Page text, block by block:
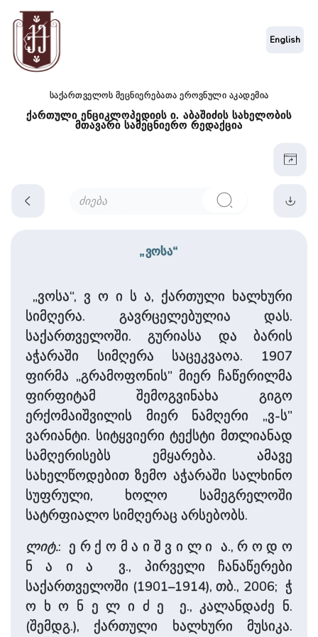
საქართველოს მეცნიერებათა ეროვნული აკადემია
ქართული ენციკლოპედიის ი. აბაშიძის სახელობის
მთავარი სამეცნიერო რედაქცია
English
„ვოსა“
„ვოსა“, ვ ო ი ს ა, ქართული ხალხური
სიმღერა. გავრცელებულია დას.
საქართველოში. გურიასა და ბარის
აჭარაში სიმღერა საცეკვაოა. 1907
ფირმა „გრამოფონის” მიერ ჩაწერილმა
ფირფიტამ შემოგვინახა გიგო
ერქომაიშვილის მიერ ნამღერი „ვ-ს”
ვარიანტი. სიტყვიერი ტექსტი მთლიანად
სამღერისებს ემყარება. ამავე
სახელწოდებით ზემო აჭარაში სალხინო
სუფრული, ხოლო სამეგრელოში
სატრფიალო სიმღერაც არსებობს.
ლიტ.: ე რ ქ ო მ ა ი შ ვ ი ლ ი ა., რ ო დ ო
ნ ა ი ა ვ., პირველი ჩანაწერები
საქართველოში (1901–1914), თბ., 2006; ჭ
ო ხ ო ნ ე ლ ი ძ ე ე., კალანდაძე ნ.
(შემდგ.), ქართული ხალხური მუსიკა.